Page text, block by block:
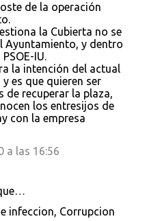
de la operación
la Cubierta no se
Ayuntamiento, y dentro
IU.
la intención del actual
es que quieren ser
de recuperar la plaza,
los entresijos de
con la empresa
a las 16:56
infeccion, Corrupcion